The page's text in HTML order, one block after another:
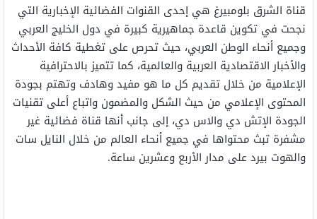
قناة الشرق بلومبيرغ هي إحدى القنوات الفضائية الإخبارية التي
نجحت في تكوين قاعدة جماهيرية كبيرة في دول الخليج العربي
وجميع أنحاء الوطن العربي، حيث تحرص على تغطية كافة الأحداث
والأخبار الاقتصادية العربية والعالمية، كما تتميز بالاحترافية
الإعلامية من خلال تقديم كل ما هو مفيد وهادف وتهتم بجودة
المحتوى الإعلامي من حيث الشكل والمضمون واتباع أعلى تقنيات
الجودة الإتش دي والاس دي، إلى جانب أنها قناة فضائية غير
مشفرة تبث محتواها في جميع أنحاء العالم من خلال النايل سات
والهوت بيرد على مدار الأربع وعشرين ساعة.